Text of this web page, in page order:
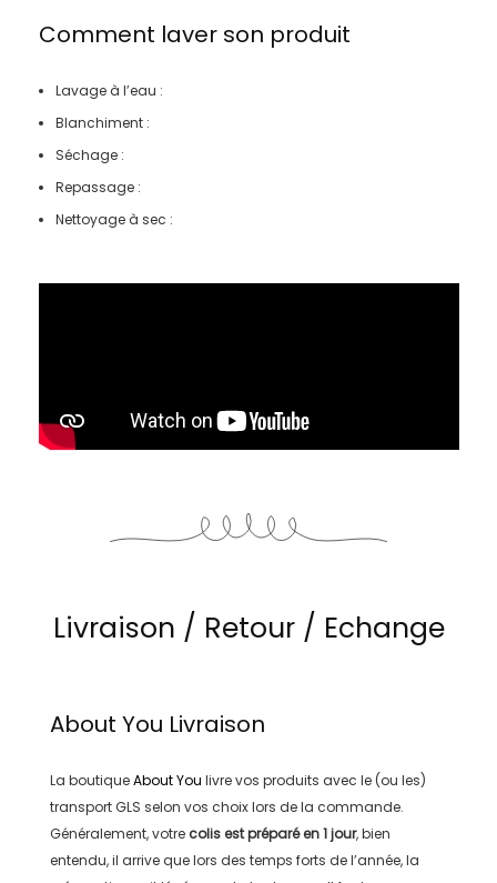
Comment laver son produit
Lavage à l’eau :
Blanchiment :
Séchage :
Repassage :
Nettoyage à sec :
Livraison / Retour / Echange
About You Livraison
La boutiqueAbout You livre vos produits avec le (ou les)
transportGLS selon vos choix lors de la commande.
Généralement, votre colis est préparé en1 jour, bien
entendu, il arrive que lors des temps forts de l’année, la